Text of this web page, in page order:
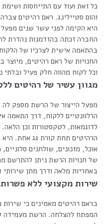
כל זאת ועוד עם התייחסות
והום סטיילינג. ראם רהיטים
היא הקימה לפני עשר שנים
החברה זכתה בהזדמנות נהדרת
בהתאמה אישית לצרכיו של
החנויות של ראם רהיטים,
וכל לקוח מהווה חלק פעיל ובלתי
מגוון עשיר של רהיטים
מפעל הייצור של הרשת מספק
הרלוונטיים ללקוח, דרך התאמה
לדוגמאות, לטקסטורות וכן
הרהיטים תחת קורת גג אחת. היא
אוכל, מזנונים, שולחנים
של חנויות הרשת ניתן להתרשם
באחריות מלאה ודרך מתן שירותי
שירות מקצועי ללא פשרות
בראם רהיטים מאמינים כי
המפתח להצלחה. הרשת מעמידה